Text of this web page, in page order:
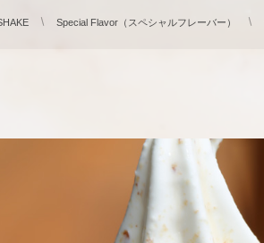
Special Flavor（スペシャルフレーバー）